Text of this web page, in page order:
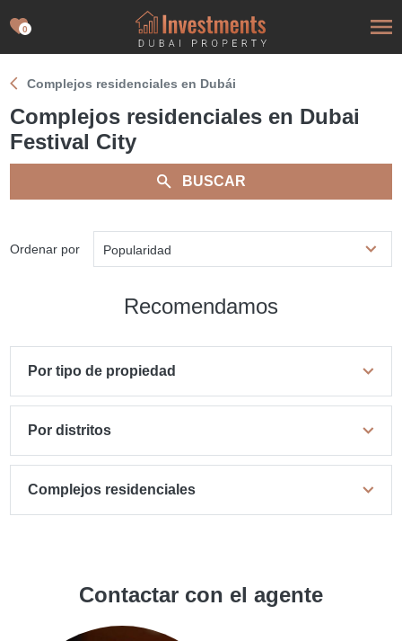
0
Complejos residenciales en Dubái
Complejos residenciales en Dubai
Festival City
BUSCAR
Ordenar por Popularidad
Recomendamos
Por tipo de propiedad
Por distritos
Complejos residenciales
Contactar con el agente